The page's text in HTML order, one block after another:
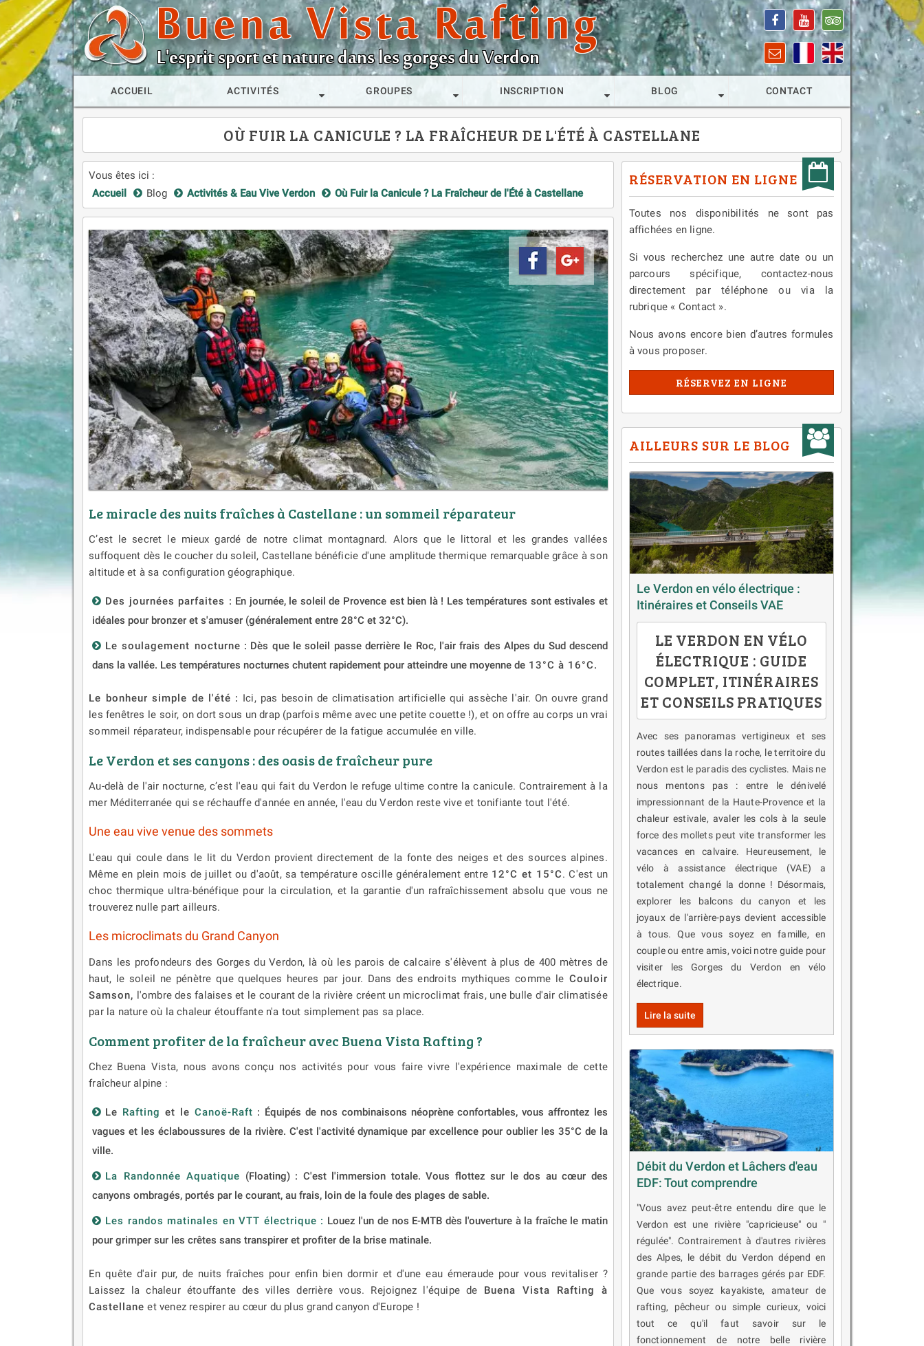
Buena Vista Rafting
L'esprit sport et nature dans les gorges du Verdon
ACCUEIL ACTIVITÉS GROUPES INSCRIPTION BLOG CONTACT
OÙ FUIR LA CANICULE ? LA FRAÎCHEUR DE L'ÉTÉ À CASTELLANE
Vous êtes ici :
Accueil
Blog Activités & Eau Vive Verdon Où Fuir la Canicule ? La Fraîcheur de l'Été à Castellane
Le miracle des nuits fraîches à Castellane : un sommeil réparateur
C’est le secret le mieux gardé de notre climat montagnard. Alors que le littoral et les grandes vallées
suffoquent dès le coucher du soleil, Castellane bénéficie d'une amplitude thermique remarquable grâce à son
altitude et à sa configuration géographique.
Des journées parfaites : En journée, le soleil de Provence est bien là ! Les températures sont estivales et
idéales pour bronzer et s'amuser (généralement entre 28°C et 32°C).
Le soulagement nocturne : Dès que le soleil passe derrière le Roc, l'air frais des Alpes du Sud descend
dans la vallée. Les températures nocturnes chutent rapidement pour atteindre une moyenne de 13°C à 16°C.
Le bonheur simple de l'été : Ici, pas besoin de climatisation artificielle qui assèche l'air. On ouvre grand
les fenêtres le soir, on dort sous un drap (parfois même avec une petite couette !), et on offre au corps un vrai
sommeil réparateur, indispensable pour récupérer de la fatigue accumulée en ville.
Le Verdon et ses canyons : des oasis de fraîcheur pure
Au-delà de l'air nocturne, c’est l'eau qui fait du Verdon le refuge ultime contre la canicule. Contrairement à la
mer Méditerranée qui se réchauffe d'année en année, l'eau du Verdon reste vive et tonifiante tout l'été.
Une eau vive venue des sommets
L'eau qui coule dans le lit du Verdon provient directement de la fonte des neiges et des sources alpines.
Même en plein mois de juillet ou d'août, sa température oscille généralement entre 12°C et 15°C. C'est un
choc thermique ultra-bénéfique pour la circulation, et la garantie d'un rafraîchissement absolu que vous ne
trouverez nulle part ailleurs.
Les microclimats du Grand Canyon
Dans les profondeurs des Gorges du Verdon, là où les parois de calcaire s'élèvent à plus de 400 mètres de
haut, le soleil ne pénètre que quelques heures par jour. Dans des endroits mythiques comme le Couloir
Samson, l'ombre des falaises et le courant de la rivière créent un microclimat frais, une bulle d'air climatisée
par la nature où la chaleur étouffante n'a tout simplement pas sa place.
Comment profiter de la fraîcheur avec Buena Vista Rafting ?
Chez Buena Vista, nous avons conçu nos activités pour vous faire vivre l'expérience maximale de cette
fraîcheur alpine :
Le Rafting et le Canoë-Raft : Équipés de nos combinaisons néoprène confortables, vous affrontez les
vagues et les éclaboussures de la rivière. C'est l'activité dynamique par excellence pour oublier les 35°C de la
ville.
La Randonnée Aquatique (Floating) : C'est l'immersion totale. Vous flottez sur le dos au cœur des
canyons ombragés, portés par le courant, au frais, loin de la foule des plages de sable.
Les randos matinales en VTT électrique : Louez l'un de nos E-MTB dès l'ouverture à la fraîche le matin
pour grimper sur les crêtes sans transpirer et profiter de la brise matinale.
En quête d'air pur, de nuits fraîches pour enfin bien dormir et d'une eau émeraude pour vous revitaliser ?
Laissez la chaleur étouffante des villes derrière vous. Rejoignez l'équipe de Buena Vista Rafting à
Castellane et venez respirer au cœur du plus grand canyon d'Europe !
RÉSERVATION EN LIGNE
Toutes nos disponibilités ne sont pas
affichées en ligne.
Si vous recherchez une autre date ou un
parcours spécifique, contactez-nous
directement par téléphone ou via la
rubrique « Contact ».
Nous avons encore bien d’autres formules
à vous proposer.
RÉSERVEZ EN LIGNE
AILLEURS SUR LE BLOG
Le Verdon en vélo électrique :
Itinéraires et Conseils VAE
LE VERDON EN VÉLO
ÉLECTRIQUE : GUIDE
COMPLET, ITINÉRAIRES
ET CONSEILS PRATIQUES
Avec ses panoramas vertigineux et ses
routes taillées dans la roche, le territoire du
Verdon est le paradis des cyclistes. Mais ne
nous mentons pas : entre le dénivelé
impressionnant de la Haute-Provence et la
chaleur estivale, avaler les cols à la seule
force des mollets peut vite transformer les
vacances en calvaire. Heureusement, le
vélo à assistance électrique (VAE) a
totalement changé la donne ! Désormais,
explorer les balcons du canyon et les
joyaux de l'arrière-pays devient accessible
à tous. Que vous soyez en famille, en
couple ou entre amis, voici notre guide pour
visiter les Gorges du Verdon en vélo
électrique.
Lire la suite
Débit du Verdon et Lâchers d'eau
EDF: Tout comprendre
"Vous avez peut-être entendu dire que le
Verdon est une rivière "capricieuse" ou "
régulée". Contrairement à d'autres rivières
des Alpes, le débit du Verdon dépend en
grande partie des barrages gérés par EDF.
Que vous soyez kayakiste, amateur de
rafting, pêcheur ou simple curieux, voici
tout ce qu'il faut savoir sur le
fonctionnement de notre belle rivière